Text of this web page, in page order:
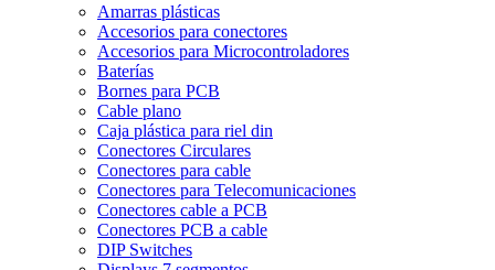
Amarras plásticas
Accesorios para conectores
Accesorios para Microcontroladores
Baterías
Bornes para PCB
Cable plano
Caja plástica para riel din
Conectores Circulares
Conectores para cable
Conectores para Telecomunicaciones
Conectores cable a PCB
Conectores PCB a cable
DIP Switches